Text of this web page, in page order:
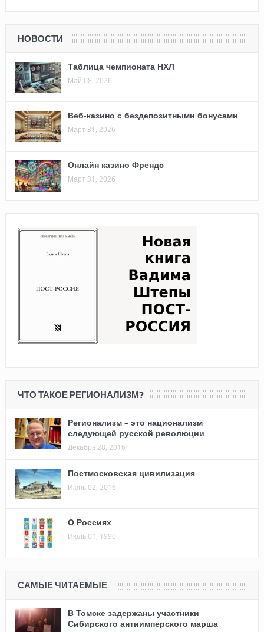
НОВОСТИ
Таблица чемпионата НХЛ
Май 08, 2026
Веб-казино с бездепозитными бонусами
Март 31, 2026
Онлайн казино Френдс
Март 31, 2026
ЧТО ТАКОЕ РЕГИОНАЛИЗМ?
Регионализм – это национализм
следующей русской революции
Декабрь 28, 2016
Постмосковская цивилизация
Июнь 02, 2016
О Россиях
Июль 01, 1990
САМЫЕ ЧИТАЕМЫЕ
В Томске задержаны участники
Сибирского антиимперского марша